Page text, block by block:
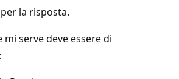
la risposta.
mi serve deve essere di